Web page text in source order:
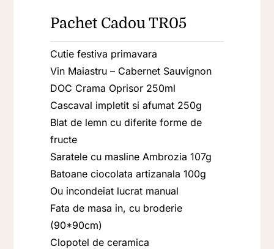
Pachet Cadou TR05
Cutie festiva primavara
Vin Maiastru – Cabernet Sauvignon
DOC Crama Oprisor 250ml
Cascaval impletit si afumat 250g
Blat de lemn cu diferite forme de
fructe
Saratele cu masline Ambrozia 107g
Batoane ciocolata artizanala 100g
Ou incondeiat lucrat manual
Fata de masa in, cu broderie
(90*90cm)
Clopotel de ceramica